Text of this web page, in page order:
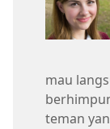
mau
teman